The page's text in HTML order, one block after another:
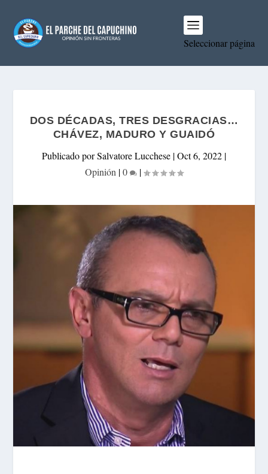
Seleccionar página
DOS DÉCADAS, TRES DESGRACIAS…
CHÁVEZ, MADURO Y GUAIDÓ
Publicado porSalvatore Lucchese |Oct 6, 2022 |
Opinión |0 |